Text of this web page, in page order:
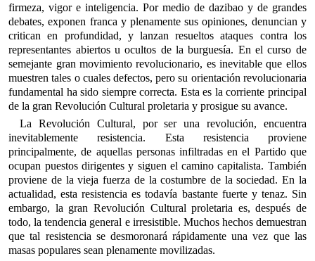
firmeza, vigor e inteligencia. Por medio de dazibao y de grandes
debates, exponen franca y plenamente sus opiniones, denuncian y
critican en profundidad, y lanzan resueltos ataques contra los
representantes abiertos u ocultos de la burguesía. En el curso de
semejante gran movimiento revolucionario, es inevitable que ellos
muestren tales o cuales defectos, pero su orientación revolucionaria
fundamental ha sido siempre correcta. Esta es la corriente principal
de la gran Revolución Cultural proletaria y prosigue su avance.
La Revolución Cultural, por ser una revolución, encuentra
inevitablemente resistencia. Esta resistencia proviene
principalmente, de aquellas personas infiltradas en el Partido que
ocupan puestos dirigentes y siguen el camino capitalista. También
proviene de la vieja fuerza de la costumbre de la sociedad. En la
actualidad, esta resistencia es todavía bastante fuerte y tenaz. Sin
embargo, la gran Revolución Cultural proletaria es, después de
todo, la tendencia general e irresistible. Muchos hechos demuestran
que tal resistencia se desmoronará rápidamente una vez que las
masas populares sean plenamente movilizadas.